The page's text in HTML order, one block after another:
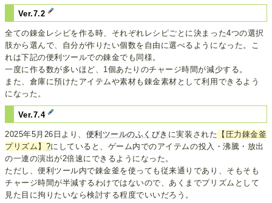
Ver.7.2
全ての錬金レシピを作る時、それぞれレシピごとに決まった4つの選択
肢から選んで、自分が作りたい個数を自由に選べるようになった。こ
れは下記の便利ツールでの錬金でも同様。
一度に作る数が多いほど、1個あたりのチャージ時間が減少する。
また、倉庫に預けたアイテムや素材も錬金素材として利用できるよう
になった。
Ver.7.4
2025年5月26日より、 便利ツールのふくびき に実装された 【圧力錬金釜
プリズム】 ?にしていると、ゲーム内でのアイテムの投入・沸騰・放出
の一連の演出が2倍速にできるようになった。
ただし、便利ツール内で錬金釜を使っても従来通りであり、そもそも
チャージ時間が半減するわけではないので、あくまでプリズムとして
見た目に拘りたいなら検討する程度でいいだろう。